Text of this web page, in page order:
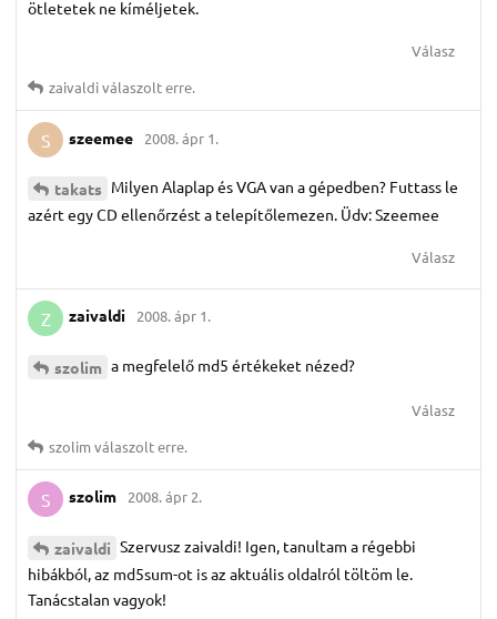
ötletetek ne kíméljetek.
Válasz
zaivaldiválaszolt erre.
S szeemee 2008. ápr 1.
takats Milyen Alaplap és VGA van a gépedben? Futtass le
azért egy CD ellenőrzést a telepítőlemezen. Üdv: Szeemee
Válasz
Z zaivaldi 2008. ápr 1.
szolim a megfelelő md5 értékeket nézed?
Válasz
szolimválaszolt erre.
S szolim 2008. ápr 2.
zaivaldi Szervusz zaivaldi! Igen, tanultam a régebbi
hibákból, az md5sum-ot is az aktuális oldalról töltöm le.
Tanácstalan vagyok!